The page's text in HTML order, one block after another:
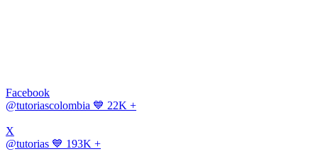
Facebook
@tutoriascolombia 💙 22K +
X
@tutorias 💙 193K +